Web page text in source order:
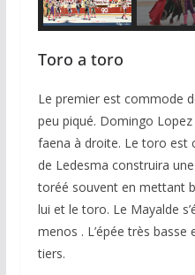
Toro a toro
Le premier est commode
peu piqué. Domingo
faena à droite. Le toro est
de Ledesma construira
toréé souvent en mettant
lui et le toro. Le Mayalde
menos . L’épée très basse
tiers.